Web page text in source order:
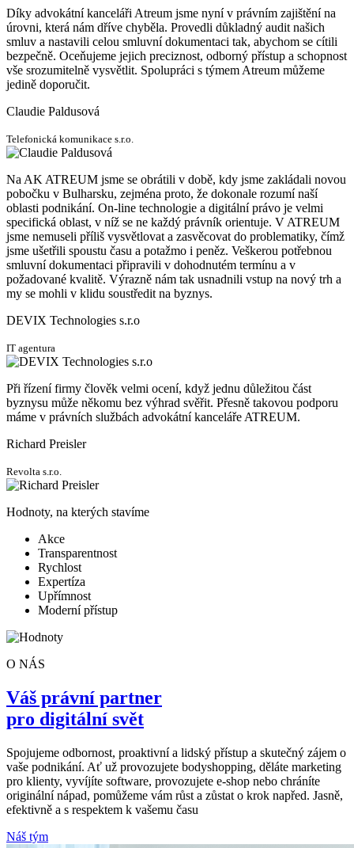
Díky advokátní kanceláři Atreum jsme nyní v právním zajištění na
úrovni, která nám dříve chyběla. Provedli důkladný audit našich
smluv a nastavili celou smluvní dokumentaci tak, abychom se cítili
bezpečně. Oceňujeme jejich preciznost, odborný přístup a schopnost
vše srozumitelně vysvětlit. Spolupráci s týmem Atreum můžeme
jedině doporučit.
Claudie Paldusová
Telefonická komunikace s.r.o.
Na AK ATREUM jsme se obrátili v době, kdy jsme zakládali novou
pobočku v Bulharsku, zejména proto, že dokonale rozumí naší
oblasti podnikání. On-line technologie a digitální právo je velmi
specifická oblast, v níž se ne každý právník orientuje. V ATREUM
jsme nemuseli příliš vysvětlovat a zasvěcovat do problematiky, čímž
jsme ušetřili spoustu času a potažmo i peněz. Veškerou potřebnou
smluvní dokumentaci připravili v dohodnutém termínu a v
požadované kvalitě. Výrazně nám tak usnadnili vstup na nový trh a
my se mohli v klidu soustředit na byznys.
DEVIX Technologies s.r.o
IT agentura
Při řízení firmy člověk velmi ocení, když jednu důležitou část
byznysu může někomu bez výhrad svěřit. Přesně takovou podporu
máme v právních službách advokátní kanceláře ATREUM.
Richard Preisler
Revolta s.r.o.
Hodnoty, na kterých stavíme
Akce
Transparentnost
Rychlost
Expertíza
Upřímnost
Moderní přístup
O NÁS
Váš právní partner
pro digitální svět
Spojujeme odbornost, proaktivní a lidský přístup a skutečný zájem o
vaše podnikání. Ať už provozujete bodyshopping, děláte marketing
pro klienty, vyvíjíte software, provozujete e-shop nebo chráníte
originální nápad, pomůžeme vám růst a zůstat o krok napřed. Jasně,
efektivně a s respektem k vašemu času
Náš tým